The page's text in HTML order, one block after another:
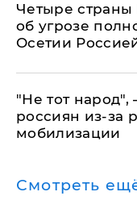
Четыре
об угрозе
Осетии
​"Не тот
россиян из-за
мобилизации
Смотреть